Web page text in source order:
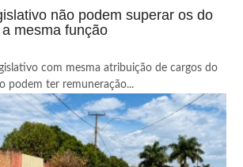
não podem superar os do
mesma função
com mesma atribuição de cargos do
podem ter remuneração...